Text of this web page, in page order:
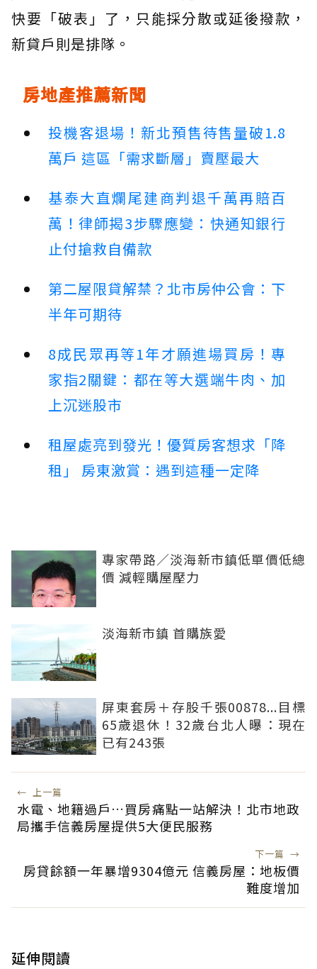
快要「破表」了，只能採分散或延後撥款，
新貸戶則是排隊。
房地產推薦新聞
投機客退場！新北預售待售量破1.8
萬戶 這區「需求斷層」賣壓最大
基泰大直爛尾建商判退千萬再賠百
萬！律師揭3步驟應變：快通知銀行
止付搶救自備款
第二屋限貸解禁？北市房仲公會：下
半年可期待
8成民眾再等1年才願進場買房！專
家指2關鍵：都在等大選端牛肉、加
上沉迷股市
租屋處亮到發光！優質房客想求「降
租」 房東激賞：遇到這種一定降
專家帶路／淡海新市鎮低單價低總
價 減輕購屋壓力
淡海新市鎮 首購族愛
屏東套房＋存股千張00878...目標
65歲退休！32歲台北人曝：現在
已有243張
← 上一篇
水電、地籍過戶…買房痛點一站解決！北市地政
局攜手信義房屋提供5大便民服務
下一篇 →
房貸餘額一年暴增9304億元 信義房屋：地板價
難度增加
延伸閱讀